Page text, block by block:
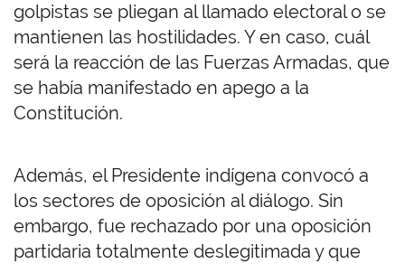
golpistas se pliegan al llamado electoral o se
mantienen las hostilidades. Y en caso, cuál
será la reacción de las Fuerzas Armadas, que
se había manifestado en apego a la
Constitución.
Además, el Presidente indígena convocó a
los sectores de oposición al diálogo. Sin
embargo, fue rechazado por una oposición
partidaria totalmente deslegitimada y que